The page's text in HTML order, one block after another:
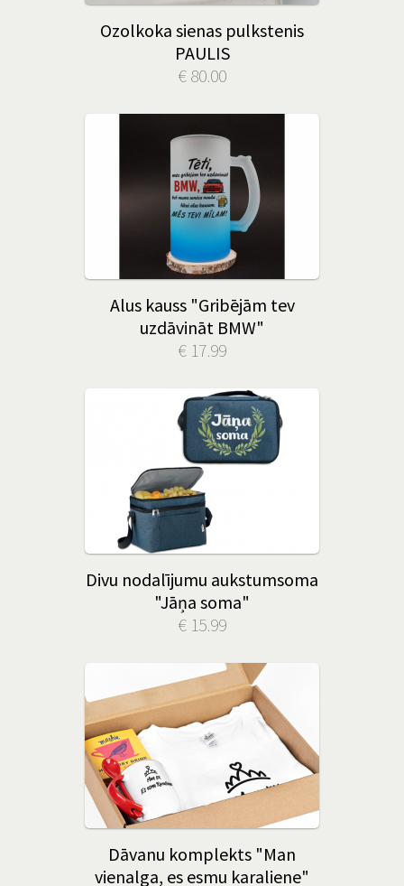
Ozolkoka sienas pulkstenis
PAULIS
€ 80.00
Alus kauss "Gribējām tev
uzdāvināt BMW"
€ 17.99
Divu nodalījumu aukstumsoma
"Jāņa soma"
€ 15.99
Dāvanu komplekts "Man
vienalga, es esmu karaliene"